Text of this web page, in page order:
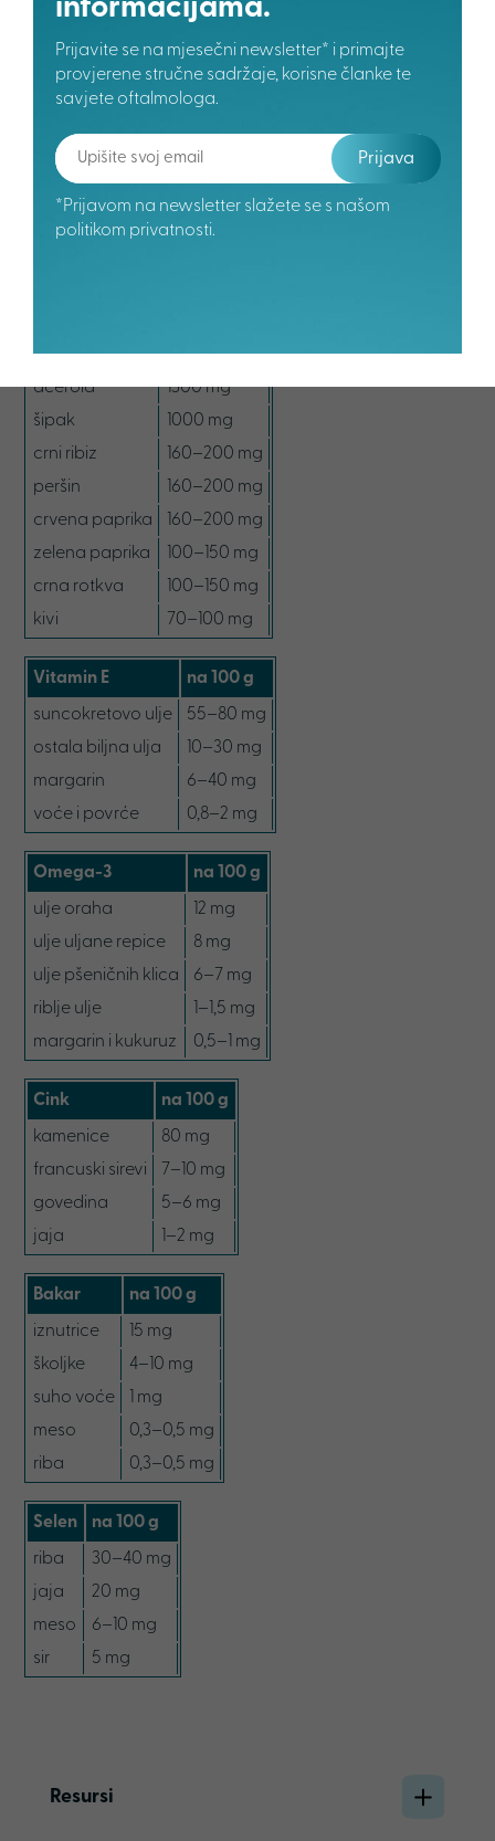
obična tuna
smeđa pastrva
4 µg
3 µg
margarin
3 µg
Resveratrol na 100 g
Vitamin C na 100 g
acerola
1300 mg
šipak
1000 mg
crni ribiz
160–200 mg
peršin
160–200 mg
crvena paprika
160–200 mg
zelena paprika
100–150 mg
crna rotkva
100–150 mg
kivi
70–100 mg
Vitamin E na 100 g
suncokretovo ulje
55–80 mg
ostala biljna ulja
10–30 mg
margarin
6–40 mg
voće i povrće
0,8–2 mg
Omega-3 na 100 g
ulje oraha
12 mg
ulje uljane repice
8 mg
ulje pšeničnih klica
6–7 mg
riblje ulje
1–1,5 mg
margarin i kukuruz
0,5–1 mg
Cink na 100 g
kamenice
80 mg
francuski sirevi
7–10 mg
govedina
5–6 mg
jaja
1–2 mg
Bakar na 100 g
iznutrice
15 mg
školjke
4–10 mg
suho voće
1 mg
meso
0,3–0,5 mg
riba
0,3–0,5 mg
Selen na 100 g
riba
30–40 mg
jaja
20 mg
meso
6–10 mg
sir
5 mg
Resursi
informacijama.
Prijavite se na mjesečni newsletter* i primajte
provjerene stručne sadržaje, korisne članke te
savjete oftalmologa.
Prijava
*Prijavom na newsletter slažete se s našom
politikom privatnosti.